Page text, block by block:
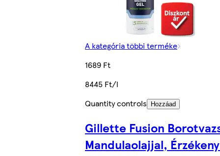
A kategória többi terméke
1689 Ft
8445 Ft/l
Quantity controls
Hozzáad
Gillette Fusion
Mandulaolajjal,